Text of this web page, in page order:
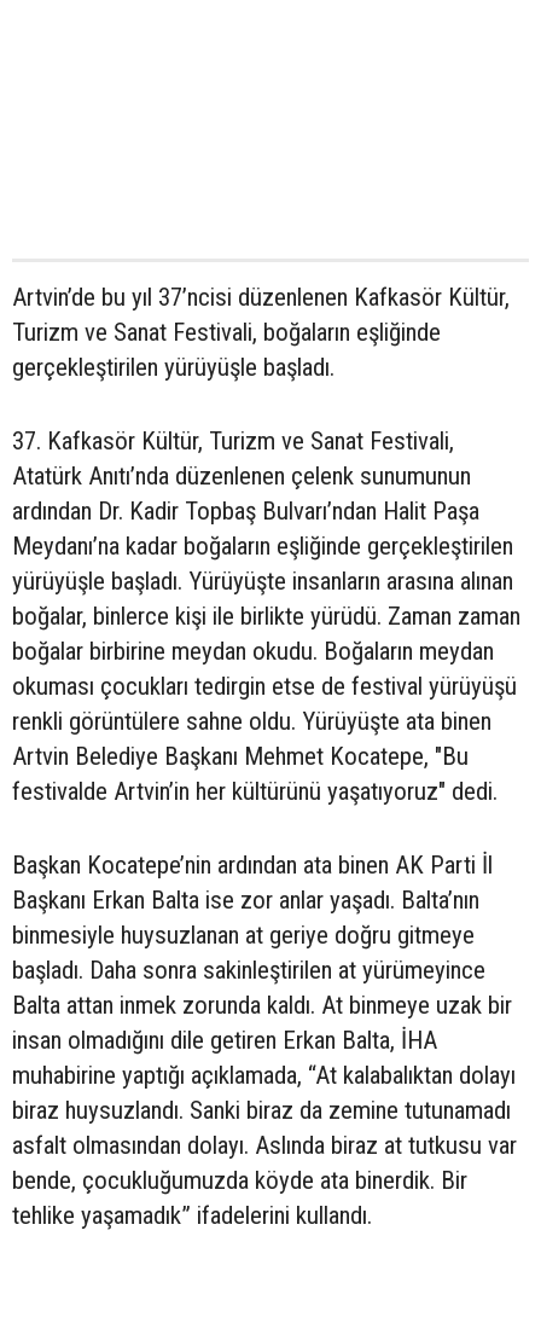
Artvin’de bu yıl 37’ncisi düzenlenen Kafkasör Kültür,
Turizm ve Sanat Festivali, boğaların eşliğinde
gerçekleştirilen yürüyüşle başladı.
37. Kafkasör Kültür, Turizm ve Sanat Festivali,
Atatürk Anıtı’nda düzenlenen çelenk sunumunun
ardından Dr. Kadir Topbaş Bulvarı’ndan Halit Paşa
Meydanı’na kadar boğaların eşliğinde gerçekleştirilen
yürüyüşle başladı. Yürüyüşte insanların arasına alınan
boğalar, binlerce kişi ile birlikte yürüdü. Zaman zaman
boğalar birbirine meydan okudu. Boğaların meydan
okuması çocukları tedirgin etse de festival yürüyüşü
renkli görüntülere sahne oldu. Yürüyüşte ata binen
Artvin Belediye Başkanı Mehmet Kocatepe, "Bu
festivalde Artvin’in her kültürünü yaşatıyoruz" dedi.
Başkan Kocatepe’nin ardından ata binen AK Parti İl
Başkanı Erkan Balta ise zor anlar yaşadı. Balta’nın
binmesiyle huysuzlanan at geriye doğru gitmeye
başladı. Daha sonra sakinleştirilen at yürümeyince
Balta attan inmek zorunda kaldı. At binmeye uzak bir
insan olmadığını dile getiren Erkan Balta, İHA
muhabirine yaptığı açıklamada, “At kalabalıktan dolayı
biraz huysuzlandı. Sanki biraz da zemine tutunamadı
asfalt olmasından dolayı. Aslında biraz at tutkusu var
bende, çocukluğumuzda köyde ata binerdik. Bir
tehlike yaşamadık” ifadelerini kullandı.